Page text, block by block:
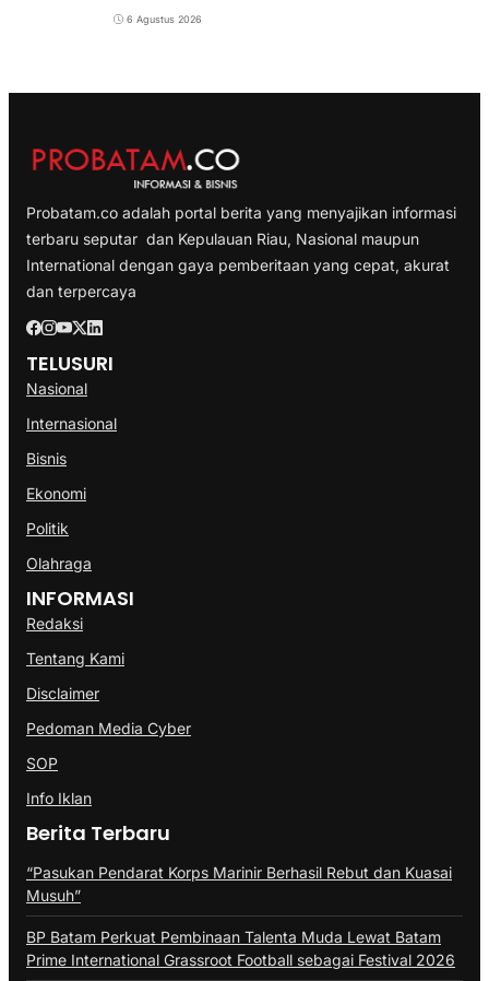
6 Agustus 2026
Probatam.co adalah portal berita yang menyajikan informasi
terbaru seputar dan Kepulauan Riau, Nasional maupun
International dengan gaya pemberitaan yang cepat, akurat
dan terpercaya
TELUSURI
Nasional
Internasional
Bisnis
Ekonomi
Politik
Olahraga
INFORMASI
Redaksi
Tentang Kami
Disclaimer
Pedoman Media Cyber
SOP
Info Iklan
Berita Terbaru
“Pasukan Pendarat Korps Marinir Berhasil Rebut dan Kuasai
Musuh”
BP Batam Perkuat Pembinaan Talenta Muda Lewat Batam
Prime International Grassroot Football sebagai Festival 2026